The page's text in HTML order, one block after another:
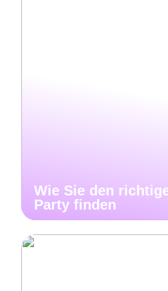
Wie Sie den
Party finden